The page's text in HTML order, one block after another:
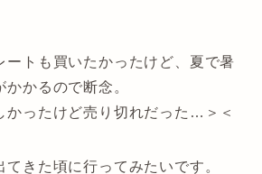
ートも買いたかったけど、夏で暑
かるので断念。
かったけど売り切れだった…＞＜
てきた頃に行ってみたいです。